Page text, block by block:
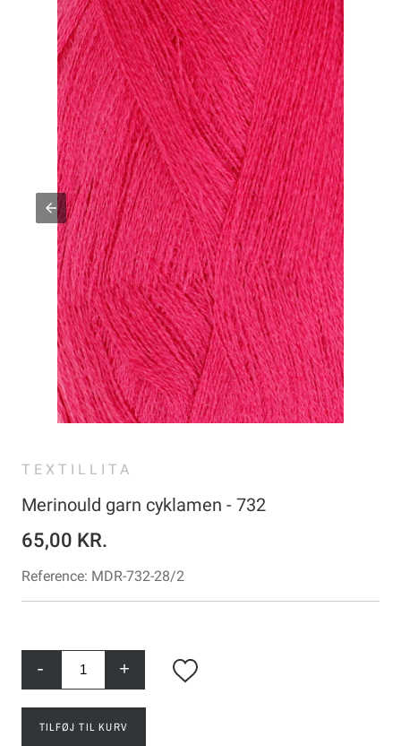
TEXTILLITA
Merinould garn cyklamen - 732
65,00 KR.
Reference: MDR-732-28/2
- +
TILFØJ TIL KURV